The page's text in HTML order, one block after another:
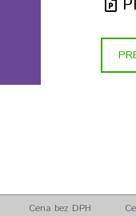
Cena bez DPH